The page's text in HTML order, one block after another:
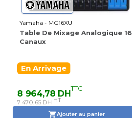
Yamaha - MG16XU
Table De Mixage Analogique 16
Canaux
En Arrivage
8 964,78 DHTTC
7 470,65 DH HT
Ajouter au panier